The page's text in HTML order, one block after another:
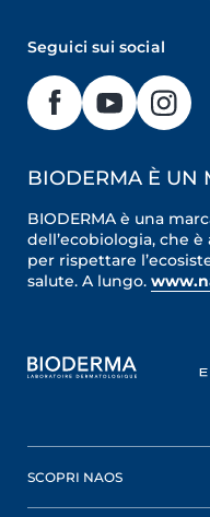
Seguici sui social
BIODERMA È UN
BIODERMA è una
dell’ecobiologia, che è
per rispettare
salute. A lungo.
SCOPRI NAOS